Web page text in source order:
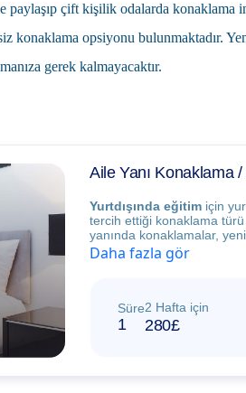
çift kişilik odalarda konaklama
konaklama opsiyonu bulunmaktadır.
gerek kalmayacaktır.
Aile Yanı Konaklama
Yurtdışında eğitim için
tercih ettiği konaklama türü
yanında konaklamalar,
Daha fazla gör
Süre
1
2 Hafta için
280£